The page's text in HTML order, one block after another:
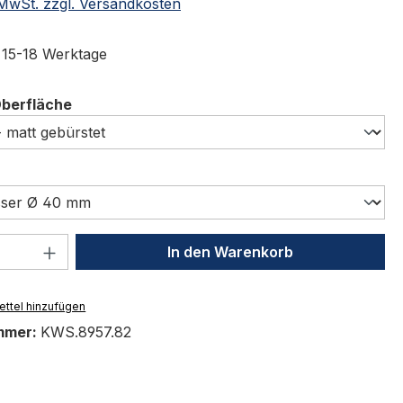
18 Werktage
auswählen
Anzahl: Gib den gewünschten Wert
In den Warenkorb
hinzufügen
KWS.8957.82